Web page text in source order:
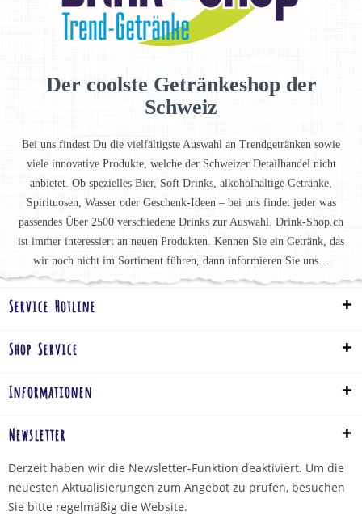
Der coolste Getränkeshop der
Schweiz
Bei uns findest Du die vielfältigste Auswahl an Trendgetränken sowie
viele innovative Produkte, welche der Schweizer Detailhandel nicht
anbietet. Ob spezielles Bier, Soft Drinks, alkoholhaltige Getränke,
Spirituosen, Wasser oder Geschenk-Ideen – bei uns findet jeder was
passendes Über 2500 verschiedene Drinks zur Auswahl. Drink-Shop.ch
ist immer interessiert an neuen Produkten. Kennen Sie ein Getränk, das
wir noch nicht im Sortiment führen, dann informieren Sie uns…
Service Hotline
Shop Service
Informationen
Newsletter
Derzeit haben wir die Newsletter-Funktion deaktiviert. Um die
neuesten Aktualisierungen zum Angebot zu prüfen, besuchen
Sie bitte regelmäßig die Website.